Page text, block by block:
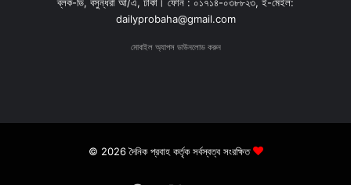
ব্লক-ডি, বসুন্ধরা আ/এ, ঢাকা। ফোন : ০১৭১৪-০৩৮৮২৩, ই-মেইল:
dailyprobaha@gmail.com
মোবাইল অ্যাপস ডাউনলোড করুন
© 2026 দৈনিক প্রবাহ কর্তৃক সর্বস্বত্ব সংরক্ষিত